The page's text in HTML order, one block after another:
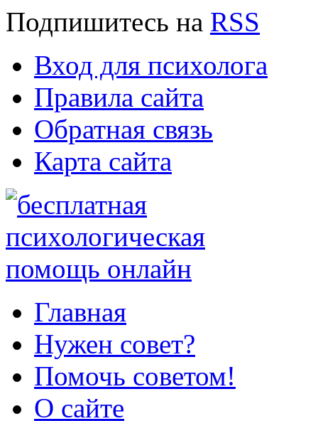
Подпишитесь на RSS
Вход для психолога
Правила сайта
Обратная связь
Карта сайта
Главная
Нужен совет?
Помочь советом!
О сайте